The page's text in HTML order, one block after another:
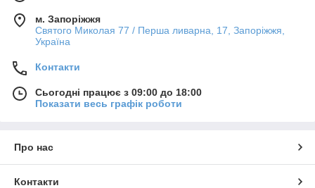
м. Запоріжжя
Святого Миколая 77 / Перша ливарна, 17, Запоріжжя,
Україна
Контакти
Сьогодні працює з 09:00 до 18:00
Показати весь графік роботи
Про нас
Контакти